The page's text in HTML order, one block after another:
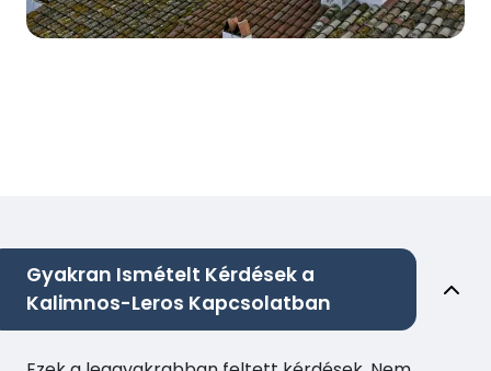
Gyakran Ismételt Kérdések a
Kalimnos-Leros Kapcsolatban